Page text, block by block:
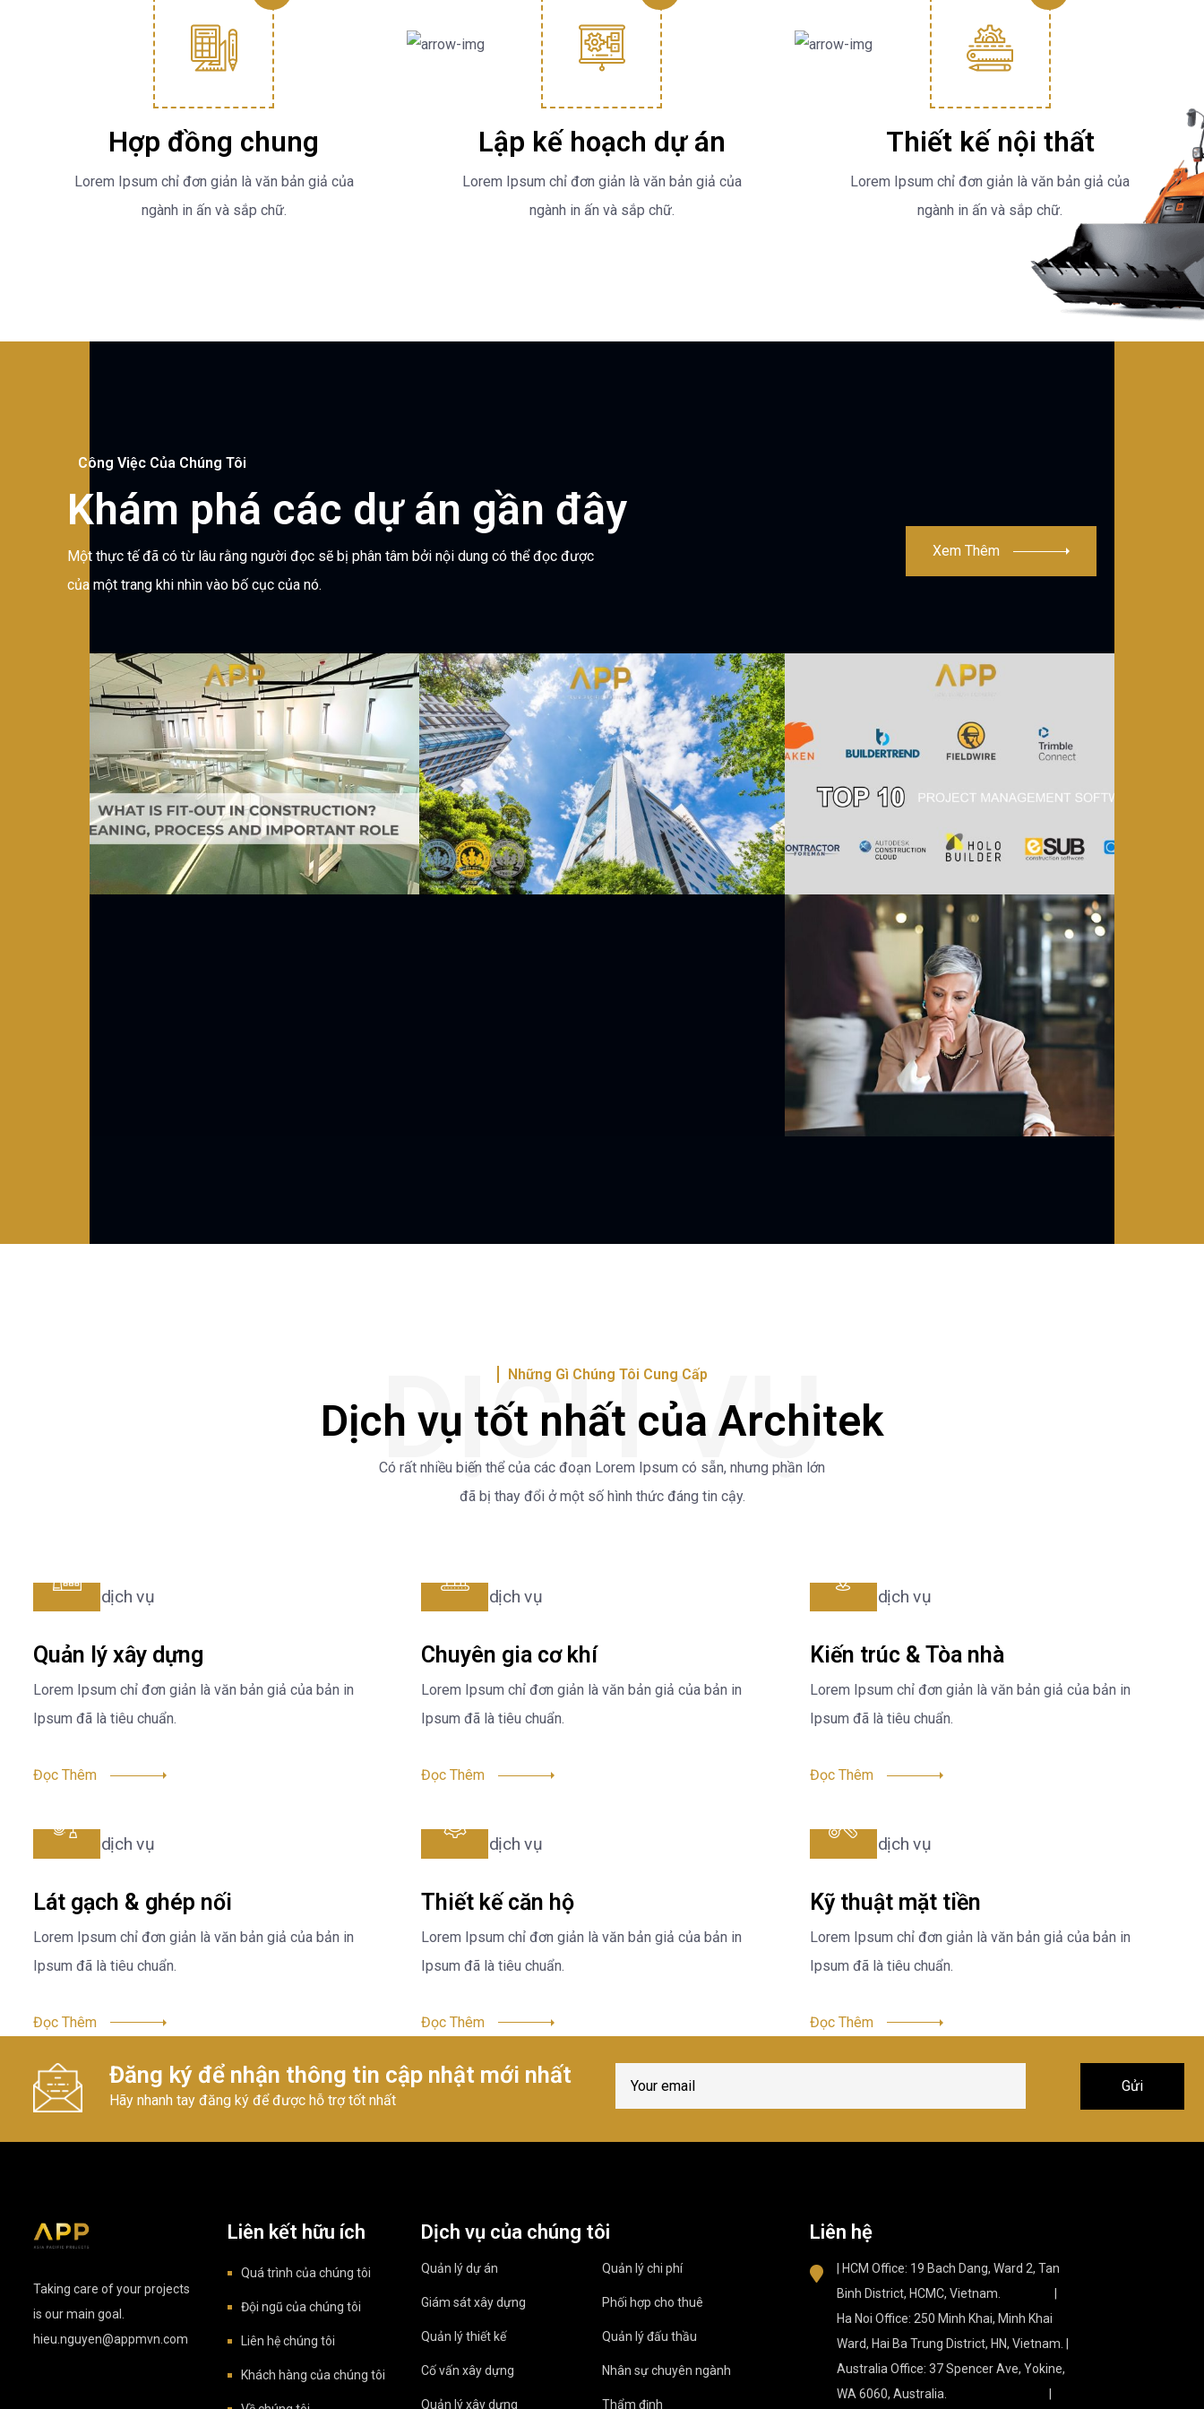
Hợp đồng chung
Lorem Ipsum chỉ đơn giản là văn bản giả của
ngành in ấn và sắp chữ.
Lập kế hoạch dự án
Lorem Ipsum chỉ đơn giản là văn bản giả của
ngành in ấn và sắp chữ.
Thiết kế nội thất
Lorem Ipsum chỉ đơn giản là văn bản giả của
ngành in ấn và sắp chữ.
Công Việc Của Chúng Tôi
Khám phá các dự án gần đây
Một thực tế đã có từ lâu rằng người đọc sẽ bị phân tâm bởi nội dung có thể đọc được
của một trang khi nhìn vào bố cục của nó.
Xem Thêm
Những Gì Chúng Tôi Cung Cấp
Dịch vụ tốt nhất của Architek
Có rất nhiều biến thể của các đoạn Lorem Ipsum có sẵn, nhưng phần lớn
đã bị thay đổi ở một số hình thức đáng tin cậy.
DỊCH VỤ
Quản lý xây dựng
Lorem Ipsum chỉ đơn giản là văn bản giả của bản in
Ipsum đã là tiêu chuẩn.
Đọc Thêm
Chuyên gia cơ khí
Lorem Ipsum chỉ đơn giản là văn bản giả của bản in
Ipsum đã là tiêu chuẩn.
Đọc Thêm
Kiến trúc & Tòa nhà
Lorem Ipsum chỉ đơn giản là văn bản giả của bản in
Ipsum đã là tiêu chuẩn.
Đọc Thêm
Lát gạch & ghép nối
Lorem Ipsum chỉ đơn giản là văn bản giả của bản in
Ipsum đã là tiêu chuẩn.
Đọc Thêm
Thiết kế căn hộ
Lorem Ipsum chỉ đơn giản là văn bản giả của bản in
Ipsum đã là tiêu chuẩn.
Đọc Thêm
Kỹ thuật mặt tiền
Lorem Ipsum chỉ đơn giản là văn bản giả của bản in
Ipsum đã là tiêu chuẩn.
Đọc Thêm
Đăng ký để nhận thông tin cập nhật mới nhất
Hãy nhanh tay đăng ký để được hỗ trợ tốt nhất
Taking care of your projects
is our main goal.
hieu.nguyen@appmvn.com
Liên kết hữu ích
Quá trình của chúng tôi
Đội ngũ của chúng tôi
Liên hệ chúng tôi
Khách hàng của chúng tôi
Dịch vụ của chúng tôi
Quản lý dự án
Giám sát xây dựng
Quản lý thiết kế
Cố vấn xây dựng
Quản lý xây dựng
Quản lý chi phí
Phối hợp cho thuê
Quản lý đấu thầu
Nhân sự chuyên ngành
Thẩm định
Liên hệ
| HCM Office: 19 Bach Dang, Ward 2, Tan
Binh District, HCMC, Vietnam. |
Ha Noi Office: 250 Minh Khai, Minh Khai
Ward, Hai Ba Trung District, HN, Vietnam. |
Australia Office: 37 Spencer Ave, Yokine,
WA 6060, Australia. |